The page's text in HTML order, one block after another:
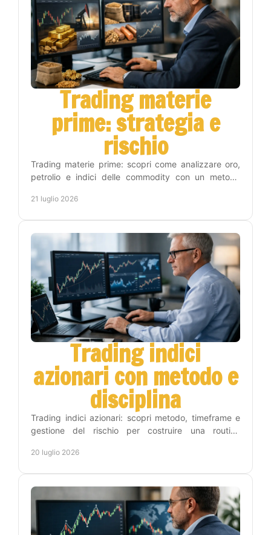
Trading materie
prime: strategia e
rischio
Trading materie prime: scopri come analizzare oro,
petrolio e indici delle commodity con un metodo
21 luglio 2026
Trading indici
azionari con metodo e
disciplina
Trading indici azionari: scopri metodo, timeframe e
gestione del rischio per costruire una routine
20 luglio 2026